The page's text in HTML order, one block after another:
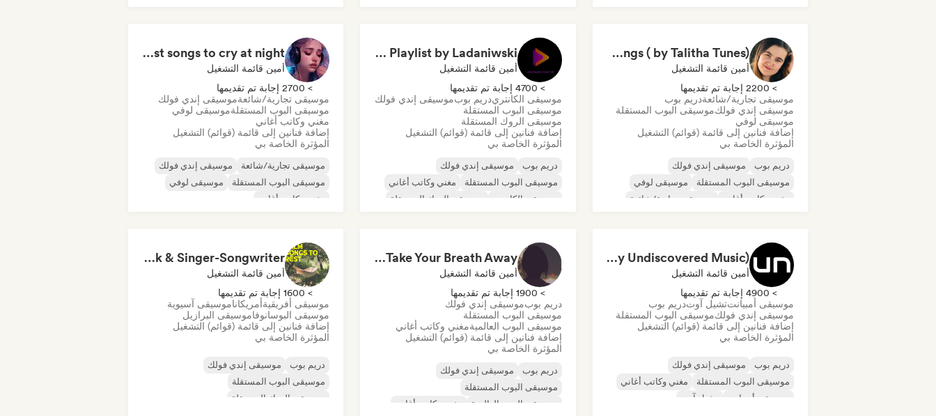
Cute love songs ( by Talitha Tunes)
أمين قائمة التشغيل
> 2200 إجابة تم تقديمها
موسيقى تجارية/شائعةدريم بوب
موسيقى إندي فولكموسيقى البوب المستقلة
موسيقى لوفي
إضافة فنانين إلى قائمة (قوائم) التشغيل
المؤثرة الخاصة بي
دريم بوب
موسيقى إندي فولك
موسيقى البوب المستقلة
موسيقى لوفي
مغني وكاتب أغاني
موسيقى تجارية/شائعة
Sad and dream Playlist by Ladaniwski
أمين قائمة التشغيل
> 4700 إجابة تم تقديمها
موسيقى الكانتريدريم بوبموسيقى إندي فولك
موسيقى البوب المستقلة
موسيقى الروك المستقلة
إضافة فنانين إلى قائمة (قوائم) التشغيل
المؤثرة الخاصة بي
دريم بوب
موسيقى إندي فولك
موسيقى البوب المستقلة
مغني وكاتب أغاني
موسيقى الكانتري
موسيقى الروك المستقلة
saddest songs to cry at night
أمين قائمة التشغيل
> 2700 إجابة تم تقديمها
موسيقى تجارية/شائعةموسيقى إندي فولك
موسيقى البوب المستقلةموسيقى لوفي
مغني وكاتب أغاني
إضافة فنانين إلى قائمة (قوائم) التشغيل
المؤثرة الخاصة بي
موسيقى تجارية/شائعة
موسيقى إندي فولك
موسيقى البوب المستقلة
موسيقى لوفي
مغني وكاتب أغاني
the saddest songs (by Undiscovered Music)
أمين قائمة التشغيل
> 4900 إجابة تم تقديمها
موسيقى أمبيانتتشيل آوتدريم بوب
موسيقى إندي فولكموسيقى البوب المستقلة
إضافة فنانين إلى قائمة (قوائم) التشغيل
المؤثرة الخاصة بي
دريم بوب
موسيقى إندي فولك
موسيقى البوب المستقلة
مغني وكاتب أغاني
موسيقى أمبيانت
تشيل آوت
Sounds That Take Your Breath Away
أمين قائمة التشغيل
> 1900 إجابة تم تقديمها
دريم بوبموسيقى إندي فولك
موسيقى البوب المستقلة
موسيقى البوب العالميةمغني وكاتب أغاني
إضافة فنانين إلى قائمة (قوائم) التشغيل
المؤثرة الخاصة بي
دريم بوب
موسيقى إندي فولك
موسيقى البوب المستقلة
موسيقى البوب العالمية
مغني وكاتب أغاني
Calm Songs to Rest 🍃✨ Acoustic Indie Folk & Singer-Songwriter
أمين قائمة التشغيل
> 1600 إجابة تم تقديمها
موسيقى أفريقيةأمريكاناموسيقى آسيوية
موسيقى البوسانوفاموسيقى البرازيل
إضافة فنانين إلى قائمة (قوائم) التشغيل
المؤثرة الخاصة بي
دريم بوب
موسيقى إندي فولك
موسيقى البوب المستقلة
موسيقى الروك المستقلة